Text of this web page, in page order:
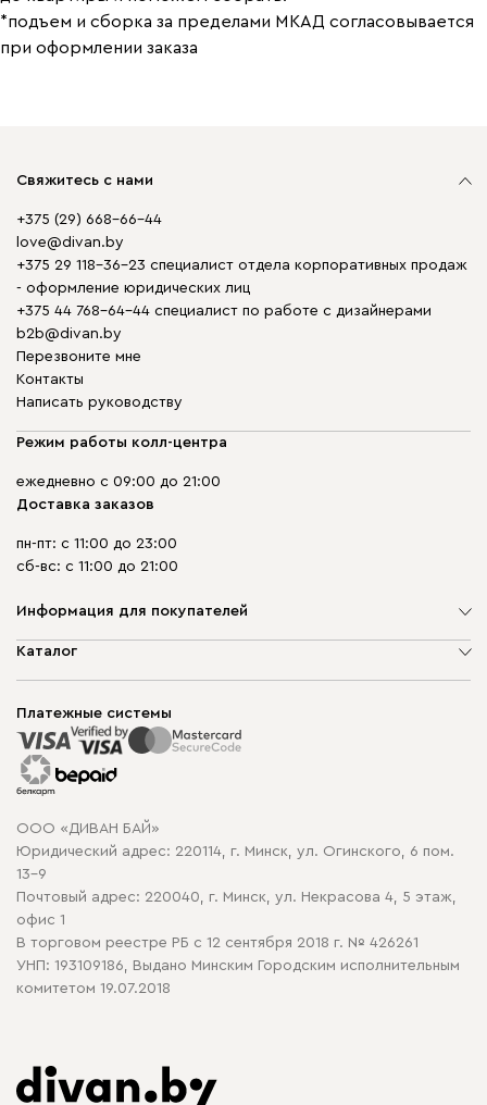
*подъем и сборка за пределами МКАД согласовывается
при оформлении заказа
Свяжитесь с нами
+375 (29) 668-66-44
love@divan.by
+375 29 118-36-23 специалист отдела корпоративных продаж
- оформление юридических лиц
+375 44 768-64-44 специалист по работе с дизайнерами
b2b@divan.by
Перезвоните мне
Контакты
Написать руководству
Режим работы колл-центра
ежедневно с 09:00 до 21:00
Доставка заказов
пн-пт: с 11:00 до 23:00
сб-вс: с 11:00 до 21:00
Информация для покупателей
О компании
Способы оплаты
Рассрочка и кредит
Гарантия
Карта сайта
Политика конфиденциальности
Политика в отношении обработки cookie
Каталог
Корпусная мебель
Распродажа мебели
Платежные системы
ООО «ДИВАН БАЙ»
Юридический адрес: 220114, г. Минск, ул. Огинского, 6 пом.
13-9
Почтовый адрес: 220040, г. Минск, ул. Некрасова 4, 5 этаж,
офис 1
В торговом реестре РБ с 12 сентября 2018 г. № 426261
УНП: 193109186, Выдано Минским Городским исполнительным
комитетом 19.07.2018